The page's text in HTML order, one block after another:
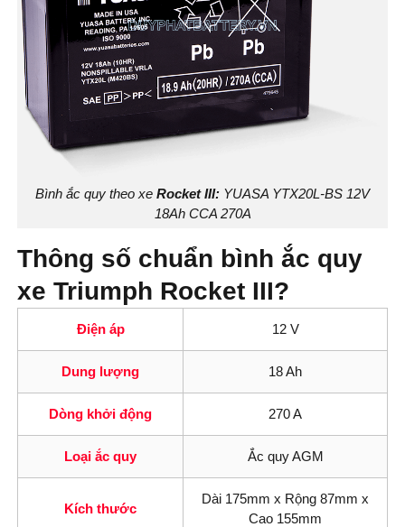
Bình ắc quy theo xe Rocket III: YUASA YTX20L-BS 12V
18Ah CCA 270A
Thông số chuẩn bình ắc quy
xe Triumph Rocket III?
Điện áp 12 V
Dung lượng 18 Ah
Dòng khởi động 270 A
Loại ắc quy Ắc quy AGM
Kích thước
Dài 175mm x Rộng 87mm x
Cao 155mm